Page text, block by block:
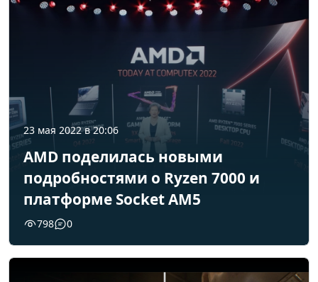
23 мая 2022 в 20:06
AMD поделилась новыми
подробностями о Ryzen 7000 и
платформе Socket AM5
798 0